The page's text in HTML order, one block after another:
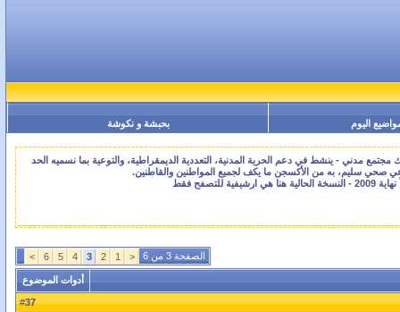
اليوم بحبشة و نكوشة
مدني - ينشط في دعم الحرية المدنية، التعددية الديمقراطية، والتوعية بما نسميه الحد
صحي سليم، به من الأكسجن ما يكف لجميع المواطنين والقاطنين.
الصفحة 3 من 6 <
1
2
3
4
5
6
>
أدوات الموضوع
#
37